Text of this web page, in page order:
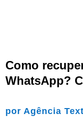
Como
WhatsApp?
porAgência